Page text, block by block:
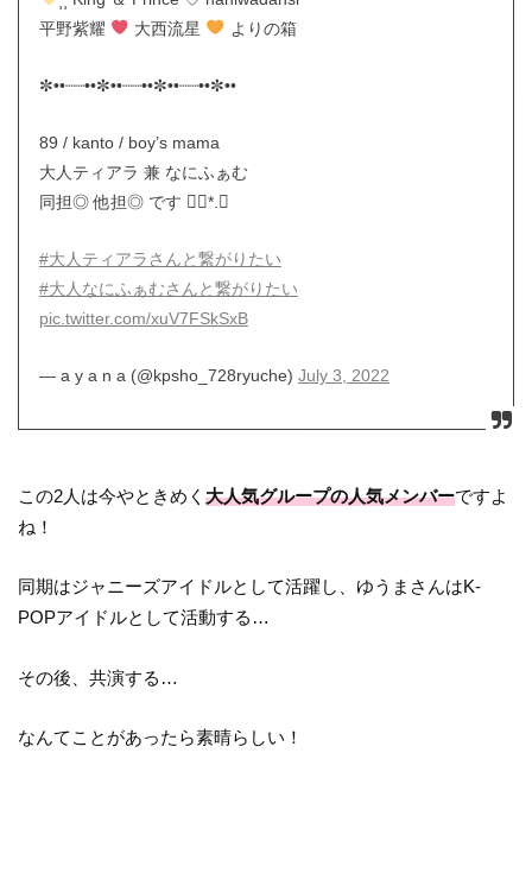
平野紫耀
大西流星 よりの箱
✼••┈┈••✼••┈┈••✼••┈┈••✼••
89 / kanto / boy’s mama
大人ティアラ 兼 なにふぁむ
同担◎ 他担◎ です ❁⃘*.ﾟ
#大人ティアラさんと繋がりたい
#大人なにふぁむさんと繋がりたい
pic.twitter.com/xuV7FSkSxB
— a y a n a (@kpsho_728ryuche) July 3, 2022
この2人は今やときめく大人気グループの人気メンバーですよ
ね！
同期はジャニーズアイドルとして活躍し、ゆうまさんはK-
POPアイドルとして活動する…
その後、共演する…
なんてことがあったら素晴らしい！